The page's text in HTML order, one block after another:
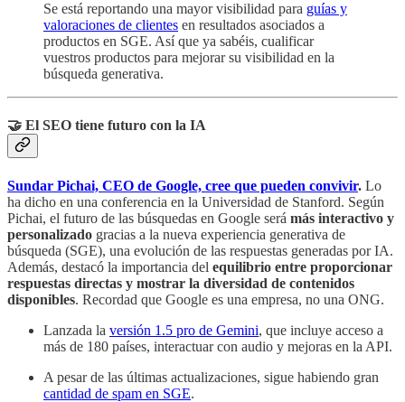
Se está reportando una mayor visibilidad para guías y
valoraciones de clientes en resultados asociados a
productos en SGE. Así que ya sabéis, cualificar
vuestros productos para mejorar su visibilidad en la
búsqueda generativa.
🤝 El SEO tiene futuro con la IA
Sundar Pichai, CEO de Google, cree que pueden convivir. Lo
ha dicho en una conferencia en la Universidad de Stanford. Según
Pichai, el futuro de las búsquedas en Google será más interactivo y
personalizado gracias a la nueva experiencia generativa de
búsqueda (SGE), una evolución de las respuestas generadas por IA.
Además, destacó la importancia del equilibrio entre proporcionar
respuestas directas y mostrar la diversidad de contenidos
disponibles. Recordad que Google es una empresa, no una ONG.
Lanzada la versión 1.5 pro de Gemini, que incluye acceso a
más de 180 países, interactuar con audio y mejoras en la API.
A pesar de las últimas actualizaciones, sigue habiendo gran
cantidad de spam en SGE.